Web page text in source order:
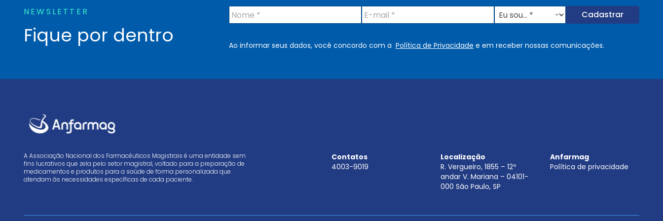
NEWSLETTER
Fique por dentro
N
o
*
E
-
i
E
u
u
Cadastrar
Ao informar seus dados, você concordo com a Política de Privacidade e em receber nossas comunicações.
A Associação Nacional dos Farmacêuticos Magistrais é uma entidade sem
fins lucrativos que zela pelo setor magistral, voltado para a preparação de
medicamentos e produtos para a saúde de forma personalizada que
atendam às necessidades específicas de cada paciente.
Contatos
4003-9019
Localização
R. Vergueiro, 1855 – 12º
andar V. Mariana – 04101-
000 São Paulo, SP
Anfarmag
Política de privacidade